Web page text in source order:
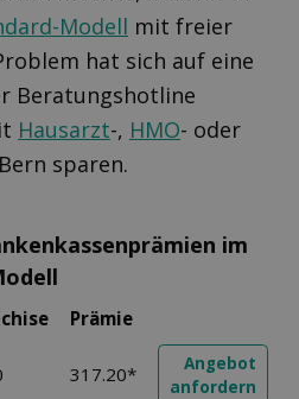
Modell mit freier
hat sich auf eine
Beratungshotline
Hausarzt-, HMO- oder
sparen.
im
Prämie
317.20*
Angebot
anfordern